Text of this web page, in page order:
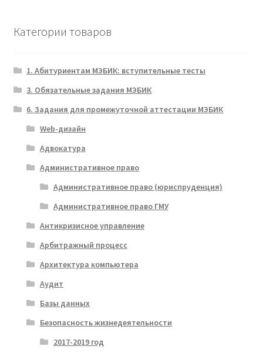
Категории товаров
1. Абитуриентам МЭБИК: вступительные тесты
3. Обязательные задания МЭБИК
6. Задания для промежуточной аттестации МЭБИК
Web-дизайн
Адвокатура
Административное право
Административное право (юриспруденция)
Административное право ГМУ
Антикризисное управление
Арбитражный процесс
Архитектура компьютера
Аудит
Базы данных
Безопасность жизнедеятельности
2017-2019 год